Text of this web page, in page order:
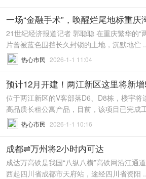
一场“金融手术”，唤醒烂尾地标重庆
21世纪经济报道记者 郭聪聪 在重庆繁华的“
片曾被蓝色围挡长久封锁的土地，沉默地伫
热心市民 2026-1-1 11:04
预计12月开建！两江新区这里将新
位于两江新区的V客部落D6、D8栋，楼宇将
高品质长租公寓产品，目前，该项目已完成
热心市民 2026-1-1 10:16
成都⇌万州将2小时内可达
成达万高铁是我国“八纵八横”高铁网沿江通
西起四川省成都市天府站，途经四川省资阳